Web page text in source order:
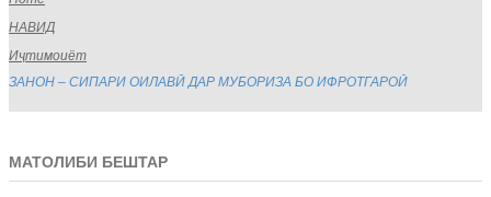
НАВИД
Иҷтимоиёт
ЗАНОН – СИПАРИ ОИЛАВӢ ДАР МУБОРИЗА БО ИФРОТГАРОӢ
МАТОЛИБИ БЕШТАР